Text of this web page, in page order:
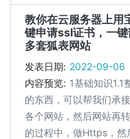
教你在云服务器上
键申请ssl证书，一
多套狐表网站
发表日期: 2022-09-06
内容预览: 1基础知识1.1
的东西，可以帮我们承
各个网站，然后网站再
的过程中，做Https，然